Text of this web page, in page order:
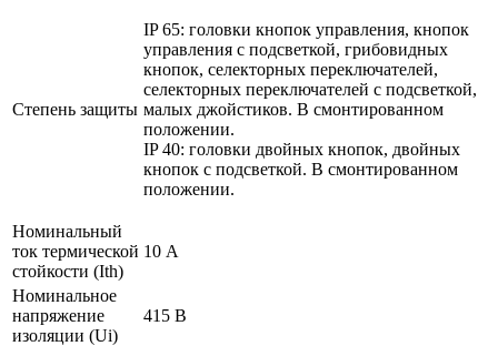
Степень защиты
IP 65: головки кнопок управления, кнопок
управления с подсветкой, грибовидных
кнопок, селекторных переключателей,
селекторных переключателей с подсветкой,
малых джойстиков. В смонтированном
положении.
IP 40: головки двойных кнопок, двойных
кнопок с подсветкой. В смонтированном
положении.
Номинальный
ток термической
стойкости (Ith)
10 А
Номинальное
напряжение
изоляции (Ui)
415 В